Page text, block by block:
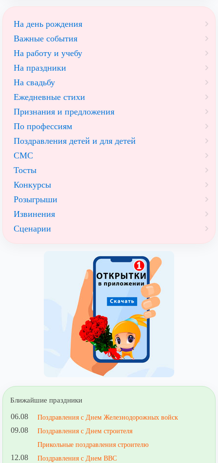
На день рождения
Важные события
На работу и учебу
На праздники
На свадьбу
Ежедневные стихи
Признания и предложения
По профессиям
Поздравления детей и для детей
СМС
Тосты
Конкурсы
Розыгрыши
Извинения
Сценарии
Ближайшие праздники
06.08 Поздравления с Днем Железнодорожных войск
09.08
Поздравления с Днем строителя
Прикольные поздравления строителю
12.08 Поздравления с Днем ВВС